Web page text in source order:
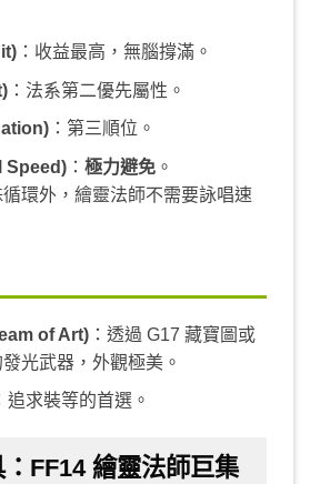
：收益最高，無腦撐滿。
：法系第二優先屬性。
：第三順位。
Speed)： 極力避免。
環外，繪靈法師不需要詠唱速
of Art)：透過 G17 藏寶圖或
光武器，外觀極美。
追求裝等的首選。
FF14 繪靈法師巨集